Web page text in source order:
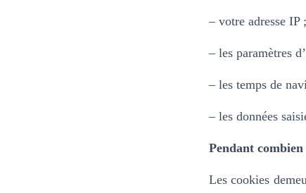
– votre adresse IP ;
– les paramètres
– les temps de
– les données
Pendant combien
Les cookies